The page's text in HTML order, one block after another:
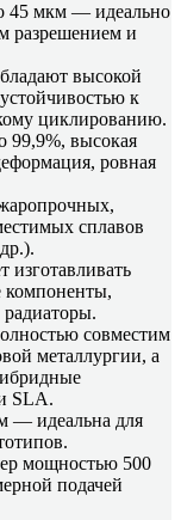
45 мкм — идеально
разрешением и
высокой
к
циклированию.
99,9%, высокая
ровная
сплавов
изготавливать
компоненты,
совместим
металлургии, а
SLA.
— идеальна для
мощностью 500
подачей